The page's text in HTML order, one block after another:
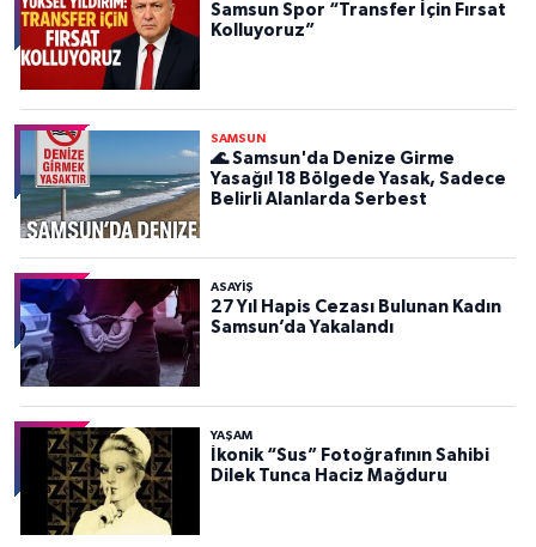
Samsun Spor “Transfer İçin Fırsat
Kolluyoruz”
SAMSUN
🌊 Samsun'da Denize Girme
Yasağı! 18 Bölgede Yasak, Sadece
Belirli Alanlarda Serbest
ASAYIŞ
27 Yıl Hapis Cezası Bulunan Kadın
Samsun’da Yakalandı
YAŞAM
İkonik “Sus” Fotoğrafının Sahibi
Dilek Tunca Haciz Mağduru